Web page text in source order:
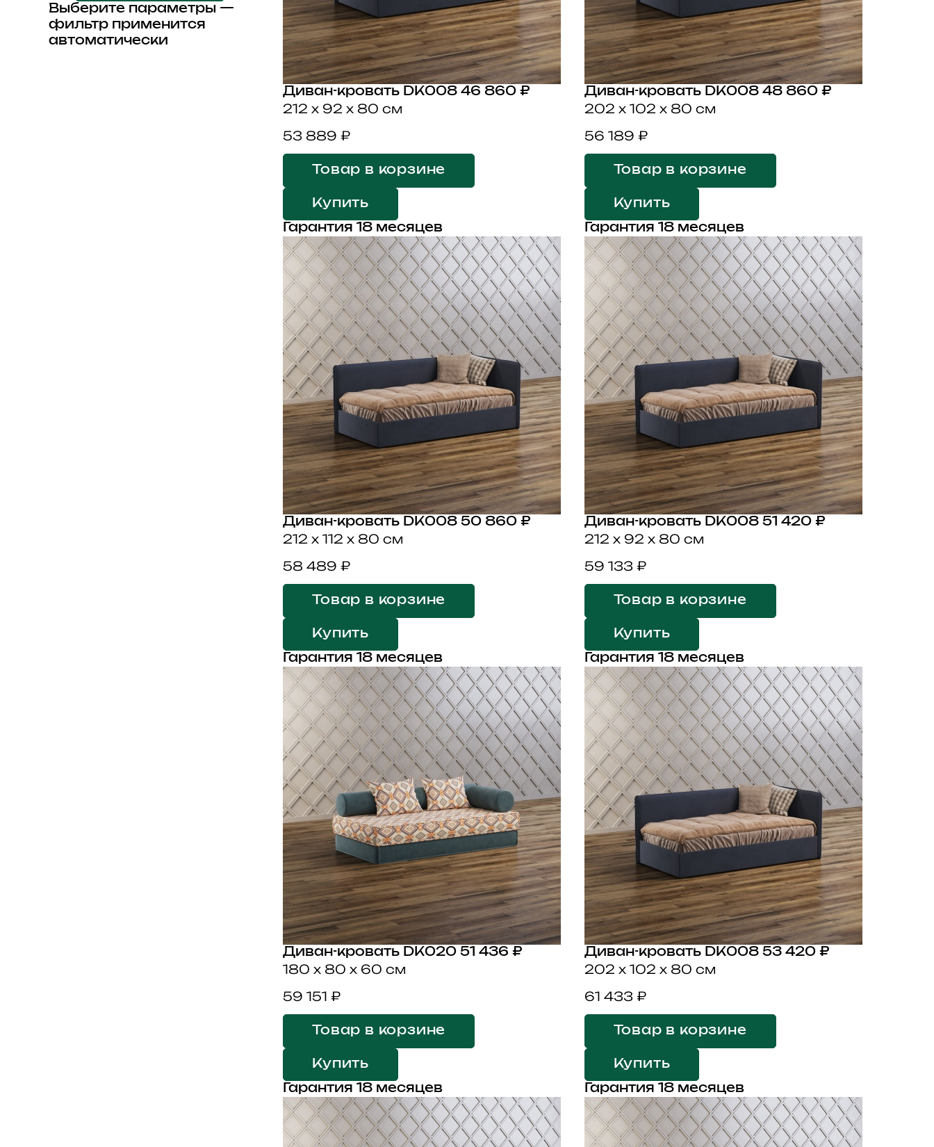
Выберите параметры —
фильтр применится
автоматически
Диван-кровать DK008 46 860 ₽
212 x 92 x 80 см
53 889 ₽
Товар в корзине
Купить
Гарантия 18 месяцев
Диван-кровать DK008 48 860 ₽
202 x 102 x 80 см
56 189 ₽
Товар в корзине
Купить
Гарантия 18 месяцев
Диван-кровать DK008 50 860 ₽
212 x 112 x 80 см
58 489 ₽
Товар в корзине
Купить
Гарантия 18 месяцев
Диван-кровать DK008 51 420 ₽
212 x 92 x 80 см
59 133 ₽
Товар в корзине
Купить
Гарантия 18 месяцев
Диван-кровать DK020 51 436 ₽
180 x 80 x 60 см
59 151 ₽
Товар в корзине
Купить
Гарантия 18 месяцев
Диван-кровать DK008 53 420 ₽
202 x 102 x 80 см
61 433 ₽
Товар в корзине
Купить
Гарантия 18 месяцев